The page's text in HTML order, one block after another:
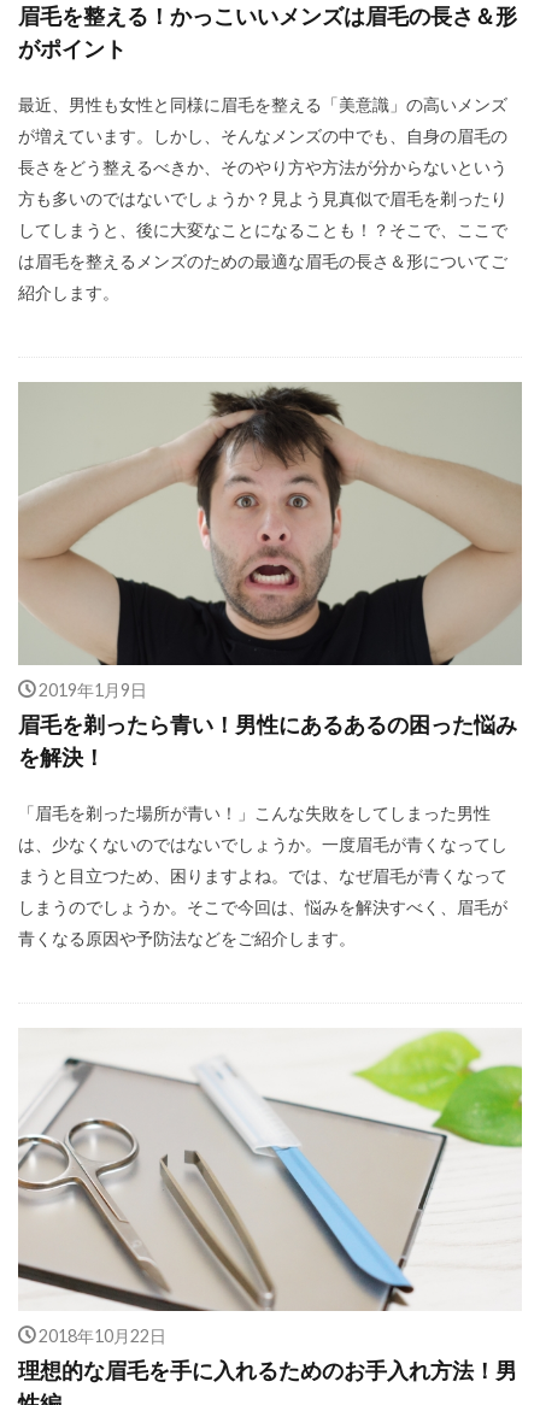
眉毛を整える！かっこいいメンズは眉毛の長さ＆形
がポイント
最近、男性も女性と同様に眉毛を整える「美意識」の高いメンズ
が増えています。しかし、そんなメンズの中でも、自身の眉毛の
長さをどう整えるべきか、そのやり方や方法が分からないという
方も多いのではないでしょうか？見よう見真似で眉毛を剃ったり
してしまうと、後に大変なことになることも！？そこで、ここで
は眉毛を整えるメンズのための最適な眉毛の長さ＆形についてご
紹介します。
2019年1月9日
眉毛を剃ったら青い！男性にあるあるの困った悩み
を解決！
「眉毛を剃った場所が青い！」こんな失敗をしてしまった男性
は、少なくないのではないでしょうか。一度眉毛が青くなってし
まうと目立つため、困りますよね。では、なぜ眉毛が青くなって
しまうのでしょうか。そこで今回は、悩みを解決すべく、眉毛が
青くなる原因や予防法などをご紹介します。
2018年10月22日
理想的な眉毛を手に入れるためのお手入れ方法！男